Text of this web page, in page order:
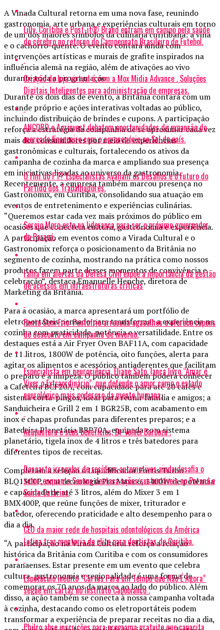
A Vinada Cultural retorna em uma nova fase, reunindo
gastronomia, arte urbana e experiências culturais em torno
de um dos maiores símbolos da culinária curitibana: a vina
e o cachorro-quente. O evento contará ainda com
intervenções artísticas e murais de grafite inspirados na
influência alemã na região, além de ativações ao vivo
durante toda a programação.
Durante os dois dias de evento, a Britânia contará com um
estande próprio e ações interativas voltadas ao público,
incluindo distribuição de brindes e cupons. A participação
reforça a estratégia da companhia de se aproximar cada vez
mais dos consumidores por meio de experiências
gastronômicas e culturais, fortalecendo os ativos da
campanha de cozinha da marca e ampliando sua presença
em iniciativas ligadas ao universo da gastronomia.
Recentemente, a empresa também marcou presença no
Gastronomix, em Curitiba, consolidando sua atuação em
eventos de entretenimento e experiências culinárias.
“Queremos estar cada vez mais próximos do público em
ocasiões que conectem cultura, gastronomia e experiência.
A participação em eventos como a Virada Cultural e o
Gastronomix reforça o posicionamento da Britânia no
segmento de cozinha, mostrando na prática como nossos
produtos fazem parte desses momentos de convivência e
celebração”, destaca Emanuelle Henche, diretora de
Marketing da Britânia.
Para a ocasião, a marca apresentará um portfólio de
eletroportáteis pensado para transformar a experiência na
cozinha com praticidade, potência e versatilidade. Entre os
destaques está a Air Fryer Oven BAF11A, com capacidade
de 11 litros, 1800W de potência, oito funções, alerta para
agitar os alimentos e acessórios antiaderentes que facilitam
o preparo e a limpeza. O público também poderá conhecer
a Cafeteira BCF20A, com capacidade para até 20 cafés e
sistema corta-pingos, ideal para reunir família e amigos; a
Sanduicheira e Grill 2 em 1 BGR25B, com acabamento em
inox e chapas profundas para diferentes preparos; e a
Batedeira Planetária BBP70A, equipada com sistema
planetário, tigela inox de 4 litros e três batedores para
diferentes tipos de receitas.
Completam a seleção o Liquidificador Fortis Turbo
BLQ1300P, com tecnologia Pro Maxx 6, 1400W de potência
e capacidade de até 3 litros, além do Mixer 3 em 1
BMX400P, que reúne funções de mixer, triturador e
batedor, oferecendo praticidade e alto desempenho para o
dia a dia.
“A participação na Virada Cultural reforça a relação
histórica da Britânia com Curitiba e com os consumidores
paranaenses. Estar presente em um evento que celebra
cultura, gastronomia e regionalidade é uma forma de
comemorar os 70 anos da marca ao lado do público. Além
disso, a ação também se conecta à nossa campanha voltada
à cozinha, destacando como os eletroportáteis podem
transformar a experiência de preparar receitas no dia a dia,
Lilly, Coritiba e Post-it® Brand entram em campo pela saúde
do cérebro no retorno do Campeonato Brasileiro de Futebol.
Criação de loja virtual é com a Mox Midia Advance . Soluções
Digitais Inteligentes para administração de empresas.
ANCORD e Agrinvest debatem oportunidades de expansão do
mercado financeiro com o agronegócio no Sul do país.
O Fim do PT? Especialistas Avaliam os Desafios e o Futuro do
Partido dos Trabalhadores.
Sergio Moro esta na liderança para ser o próximo governador
do Paraná.
Falha em alertas da Defesa Civil expõe a importância da gestão
de acessos em infraestruturas críticas
Ponto Sem Frio: Pontofrio arrecada agasalhos e oferece cupons
de desconto em campanha de inverno.
Especialista em neurociência, Eliane Sato, lança livro “Amar é
Viver o Extraordinário”, que defende o amor como o estado
neurológico mais poderoso da mente humana.
Acupuntura e seus benefícios, Dr Volnei Barboza .
Descarte irregular de resíduos automotivos ainda desafia o
setor, enquanto Savana destaca ações sustentáveis no Paraná e
Santa Catarina.
CEO da maior rede de hospitais odontológicos da América
Latina traz mentoria de elite para dentistas de Curitiba.
Espetáculo inédito “Cartas Para um Tempo que Não É Agora”
segue em cartaz no Instituto Capobianco .
Philco abre inscrições para programa gratuito que capacita